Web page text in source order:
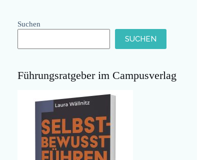
Suchen
SUCHEN
Führungsratgeber im Campusverlag